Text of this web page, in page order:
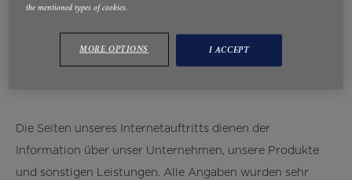
DISCLAIMER
Die Seiten unseres Internetauftritts dienen der
Information über unser Unternehmen, unsere Produkte
und sonstigen Leistungen. Alle Angaben wurden sehr
the mentioned types of cookies.
MORE OPTIONS I ACCEPT